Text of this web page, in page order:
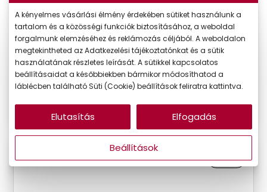
DbyD
DBSU5005P HBG0
Készleten
Korábbi ár: 23.090 Ft
Akciós ár: 13.854 Ft
PRÓBA
A kényelmes vásárlási élmény érdekében sütiket használunk a
tartalom és a közösségi funkciók biztosításához, a weboldal
forgalmunk elemzéséhez és reklámozás céljából. A weboldalon
megtekintheted az Adatkezelési tájékoztatónkat és a sütik
használatának részletes leírását. A sütikkel kapcsolatos
beállításaidat a későbbiekben bármikor módosíthatod a
láblécben található Süti (Cookie) beállítások feliratra kattintva.
Beállítások
Elutasítás Elfogadás